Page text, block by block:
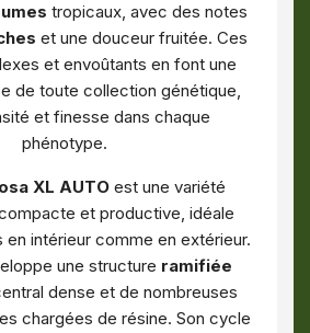
tropicaux, avec des notes
et une douceur fruitée. Ces
et envoûtants en font une
de toute collection génétique,
et finesse dans chaque
phénotype.
XL AUTOest une variété
et productive, idéale
en intérieur comme en extérieur.
une structure ramifiée
dense et de nombreuses
chargées de résine. Son cycle